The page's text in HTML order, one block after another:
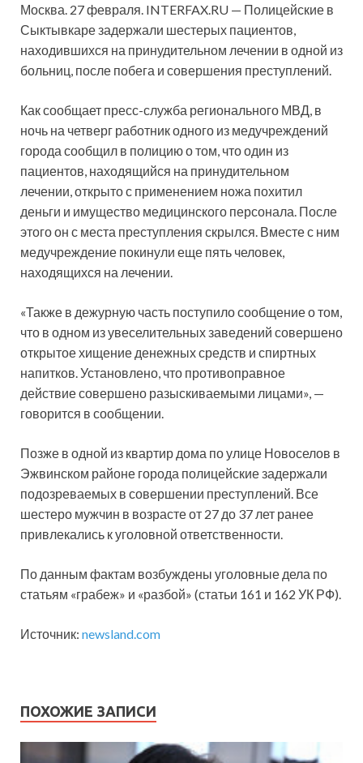
Москва. 27 февраля. INTERFAX.RU — Полицейские в
Сыктывкаре задержали шестерых пациентов,
находившихся на принудительном лечении в одной из
больниц, после побега и совершения преступлений.
Как сообщает пресс-служба регионального МВД, в
ночь на четверг работник одного из медучреждений
города сообщил в полицию о том, что один из
пациентов, находящийся на принудительном
лечении, открыто с применением ножа похитил
деньги и имущество медицинского персонала. После
этого он с места преступления скрылся. Вместе с ним
медучреждение покинули еще пять человек,
находящихся на лечении.
«Также в дежурную часть поступило сообщение о том,
что в одном из увеселительных заведений совершено
открытое хищение денежных средств и спиртных
напитков. Установлено, что противоправное
действие совершено разыскиваемыми лицами», —
говорится в сообщении.
Позже в одной из квартир дома по улице Новоселов в
Эжвинском районе города полицейские задержали
подозреваемых в совершении преступлений. Все
шестеро мужчин в возрасте от 27 до 37 лет ранее
привлекались к уголовной ответственности.
По данным фактам возбуждены уголовные дела по
статьям «грабеж» и «разбой» (статьи 161 и 162 УК РФ).
Источник: newsland.com
ПОХОЖИЕ ЗАПИСИ